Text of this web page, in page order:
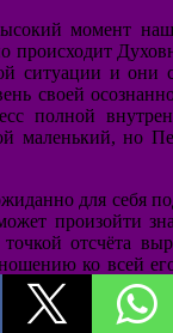
момент
происходит
ситуации и они
своей
полной
маленький, но
для себя
произойти
точкой отсчёта
ко всей